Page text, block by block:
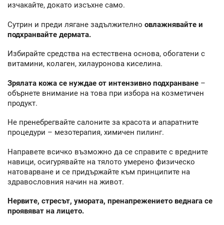
изчакайте, докато изсъхне само.
Сутрин и преди лягане задължително овлажнявайте и
подхранвайте дермата.
Избирайте средства на естествена основа, обогатени с
витамини, колаген, хилауронова киселина.
Зрялата кожа се нуждае от интензивно подхранване –
обърнете внимание на това при избора на козметичен
продукт.
Не пренебрегвайте салоните за красота и апаратните
процедури – мезотерапия, химичен пилинг.
Направете всичко възможно да се справите с вредните
навици, осигурявайте на тялото умерено физическо
натоварване и се придържайте към принципите на
здравословния начин на живот.
Нервите, стресът, умората, пренапрежението веднага се
проявяват на лицето.